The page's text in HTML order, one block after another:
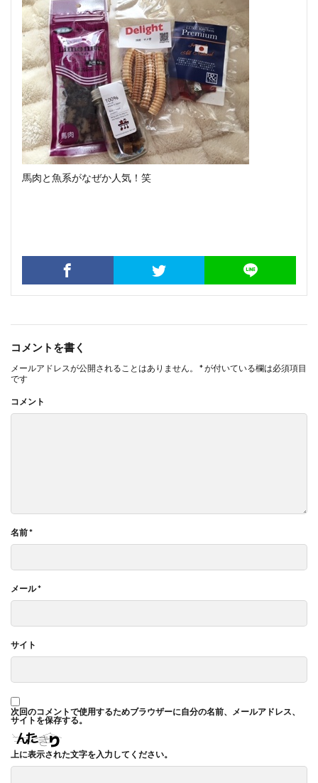
馬肉と魚系がなぜか人気！笑
コメントを書く
メールアドレスが公開されることはありません。 *が付いている欄は必須項目
です
コメント
名前*
メール*
サイト
次回のコメントで使用するためブラウザーに自分の名前、メールアドレス、
サイトを保存する。
上に表示された文字を入力してください。